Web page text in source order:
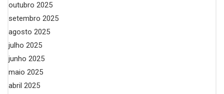
outubro 2025
setembro 2025
agosto 2025
julho 2025
junho 2025
maio 2025
abril 2025